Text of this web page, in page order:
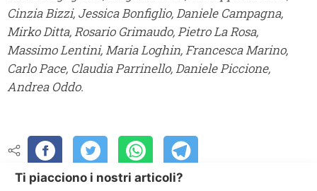
Cinzia Bizzi, Jessica Bonfiglio, Daniele Campagna,
Mirko Ditta, Rosario Grimaudo, Pietro La Rosa,
Massimo Lentini, Maria Loghin, Francesca Marino,
Carlo Pace, Claudia Parrinello, Daniele Piccione,
Andrea Oddo.
Ti piacciono i nostri articoli?